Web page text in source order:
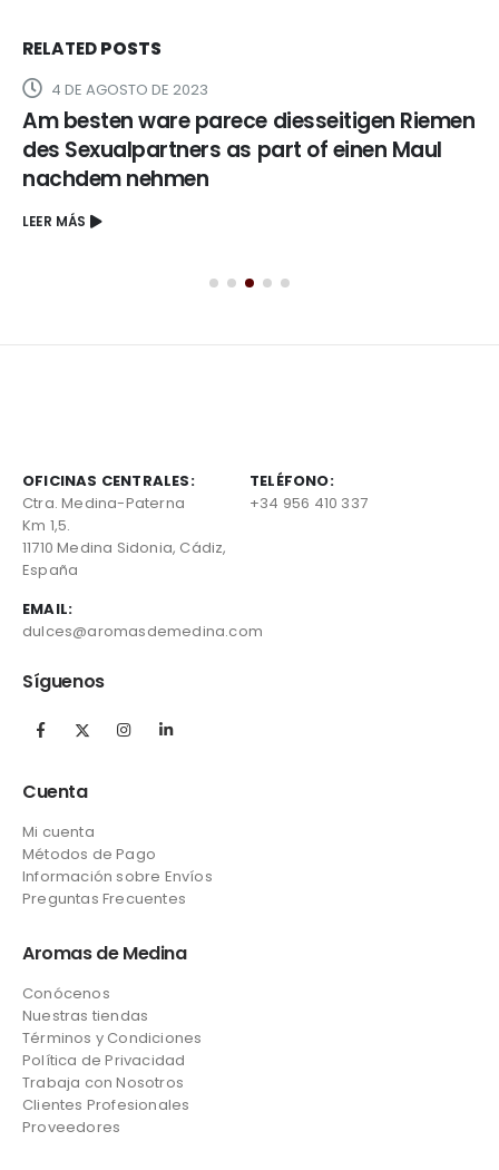
RELATEDPOSTS
4 DE AGOSTO DE 2023
Am besten ware parece diesseitigen Riemen
des Sexualpartners as part of einen Maul
nachdem nehmen
LEER MÁS
OFICINAS CENTRALES:
Ctra. Medina-Paterna
Km 1,5.
11710 Medina Sidonia, Cádiz,
España
TELÉFONO:
+34 956 410 337
EMAIL:
dulces@aromasdemedina.com
Síguenos
Cuenta
Mi cuenta
Métodos de Pago
Información sobre Envíos
Preguntas Frecuentes
Aromas de Medina
Conócenos
Nuestras tiendas
Términos y Condiciones
Política de Privacidad
Trabaja con Nosotros
Clientes Profesionales
Proveedores